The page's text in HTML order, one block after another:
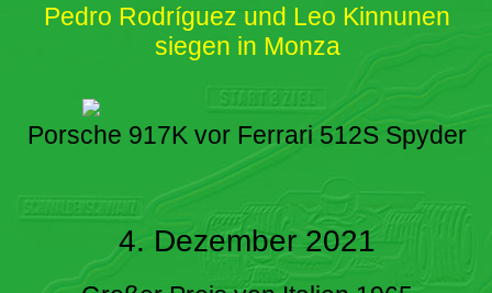
Pedro Rodríguez und Leo Kinnunen
siegen in Monza
Porsche 917K vor Ferrari 512S Spyder
4. Dezember 2021